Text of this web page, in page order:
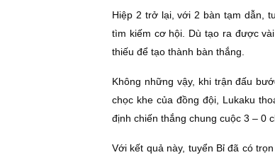
Hiệp 2 trở lại, với 2 bàn tạm dẫn,
tìm kiếm cơ hội. Dù tạo ra được
thiếu để tạo thành bàn thắng.
Không những vậy, khi trận đấu
chọc khe của đồng đội, Lukaku
định chiến thắng chung cuộc 3 – 0
Với kết quả này, tuyển Bỉ đã có